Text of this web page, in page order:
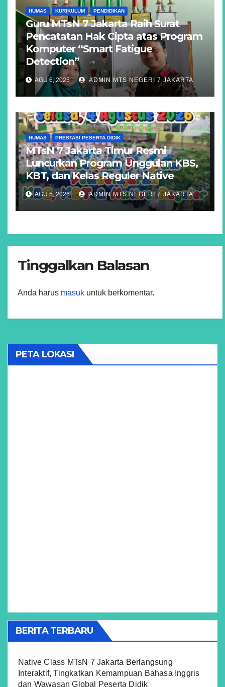
HUMAS KURIKULUM PENDIDIKAN
Guru MTsN 7 Jakarta Raih Surat
Pencatatan Hak Cipta atas Program
Komputer “Smart Fatigue
Detection”
AGU 6, 2026 ADMIN MTS NEGERI 7 JAKARTA
HUMAS PRESTASI PESERTA DIDIK
MTsN 7 Jakarta Timur Resmi
Luncurkan Program Unggulan KBS,
KBT, dan Kelas Reguler Native
AGU 5, 2026 ADMIN MTS NEGERI 7 JAKARTA
Tinggalkan Balasan
Anda harus masuk untuk berkomentar.
PETA LOKASI
BERITA TERBARU
Native Class MTsN 7 Jakarta Berlangsung
Interaktif, Tingkatkan Kemampuan Bahasa Inggris
dan Wawasan Global Peserta Didik